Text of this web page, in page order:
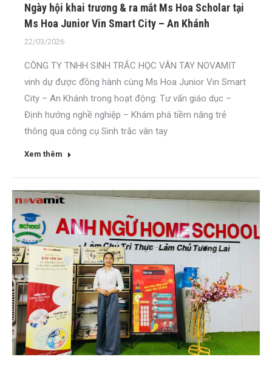
Ngày hội khai trương & ra mắt Ms Hoa Scholar tại
Ms Hoa Junior Vin Smart City – An Khánh
22/03/2026
CÔNG TY TNHH SINH TRẮC HỌC VÂN TAY NOVAMIT
vinh dự được đồng hành cùng Ms Hoa Junior Vin Smart
City – An Khánh trong hoạt động: Tư vấn giáo dục –
Định hướng nghề nghiệp – Khám phá tiềm năng trẻ
thông qua công cụ Sinh trắc vân tay
Xem thêm